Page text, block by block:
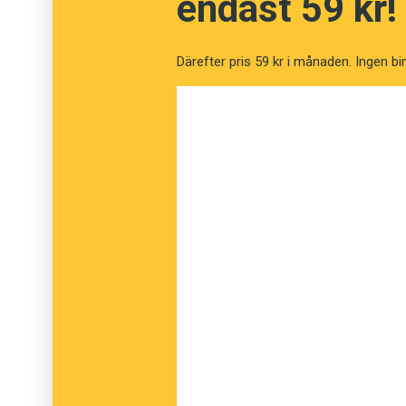
Därefter pris 59 kr i månaden. Ingen